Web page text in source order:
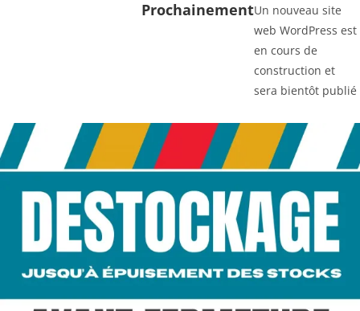
ProchainementUn nouveau site
web WordPress est
en cours de
construction et
sera bientôt publié